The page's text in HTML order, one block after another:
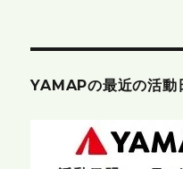
YAMAPの最近の活動